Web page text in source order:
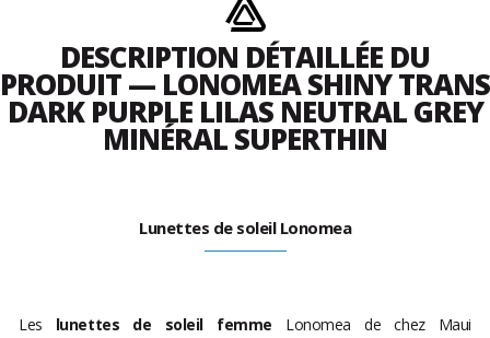
DESCRIPTION DÉTAILLÉE DU
PRODUIT — LONOMEA SHINY TRANS
DARK PURPLE LILAS NEUTRAL GREY
MINÉRAL SUPERTHIN
Lunettes de soleil Lonomea
Les lunettes de soleil femme Lonomea de chez Maui